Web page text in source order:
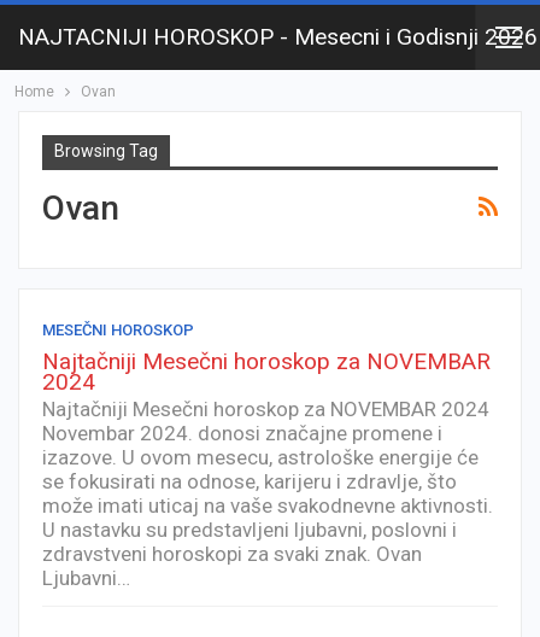
NAJTACNIJI HOROSKOP - Mesecni i Godisnji 2026
Home Ovan
Browsing Tag
Ovan
MESEČNI HOROSKOP
Najtačniji Mesečni horoskop za NOVEMBAR
2024
Najtačniji Mesečni horoskop za NOVEMBAR 2024
Novembar 2024. donosi značajne promene i
izazove. U ovom mesecu, astrološke energije će
se fokusirati na odnose, karijeru i zdravlje, što
može imati uticaj na vaše svakodnevne aktivnosti.
U nastavku su predstavljeni ljubavni, poslovni i
zdravstveni horoskopi za svaki znak. Ovan
Ljubavni…